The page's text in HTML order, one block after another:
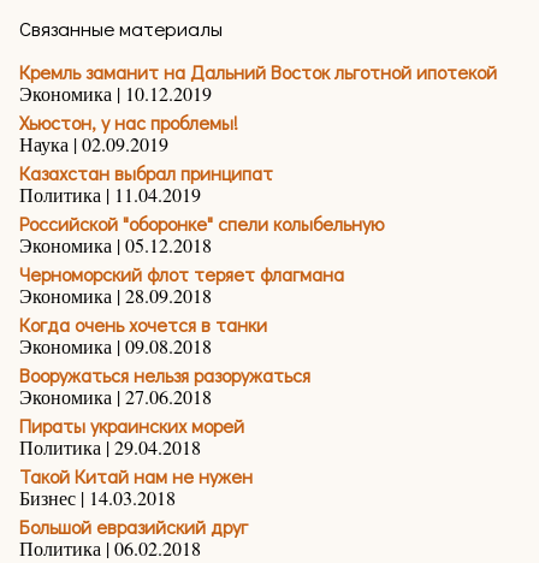
Связанные материалы
Кремль заманит на Дальний Восток льготной ипотекой
Экономика | 10.12.2019
Хьюстон, у нас проблемы!
Наука | 02.09.2019
Казахстан выбрал принципат
Политика | 11.04.2019
Российской "оборонке" спели колыбельную
Экономика | 05.12.2018
Черноморский флот теряет флагмана
Экономика | 28.09.2018
Когда очень хочется в танки
Экономика | 09.08.2018
Вооружаться нельзя разоружаться
Экономика | 27.06.2018
Пираты украинских морей
Политика | 29.04.2018
Такой Китай нам не нужен
Бизнес | 14.03.2018
Большой евразийский друг
Политика | 06.02.2018